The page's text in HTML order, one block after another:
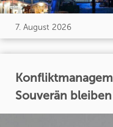
7. August 2026
Souverän bleiben